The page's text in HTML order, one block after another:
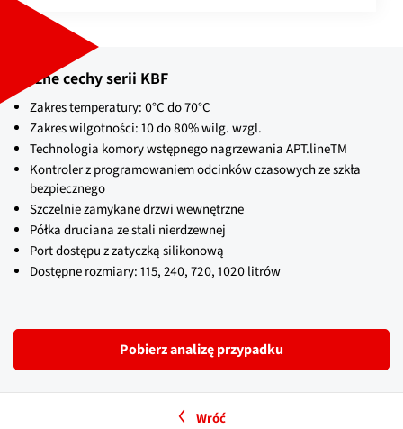
Ważne cechy serii KBF
Zakres temperatury: 0°C do 70°C
Zakres wilgotności: 10 do 80% wilg. wzgl.
Technologia komory wstępnego nagrzewania APT.lineTM
Kontroler z programowaniem odcinków czasowych ze szkła
bezpiecznego
Szczelnie zamykane drzwi wewnętrzne
Półka druciana ze stali nierdzewnej
Port dostępu z zatyczką silikonową
Dostępne rozmiary: 115, 240, 720, 1020 litrów
Pobierz analizę przypadku
Wróć